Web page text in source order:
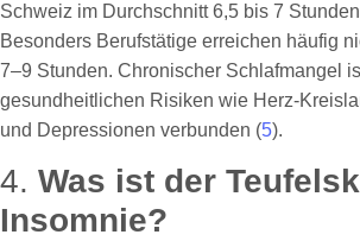
Schweiz im Durchschnitt 6,5 bis 7
Besonders Berufstätige erreichen häufig
7–9 Stunden. Chronischer Schlafmangel
gesundheitlichen Risiken wie Herz-
und Depressionen verbunden (5).
4. Was ist der
Insomnie?